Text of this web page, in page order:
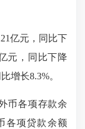
亿元，同比下
元，同比下降
增长8.3%。
币各项存款余
各项贷款余额